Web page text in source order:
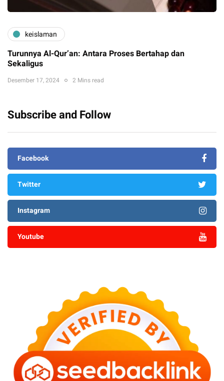
keislaman
Turunnya Al-Qur’an: Antara Proses Bertahap dan
Sekaligus
Desember 17, 2024 2 Mins read
Subscribe and Follow
Facebook
Twitter
Instagram
Youtube